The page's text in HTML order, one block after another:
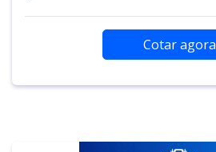
Cotar agora